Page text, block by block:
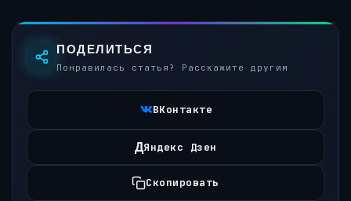
ПОДЕЛИТЬСЯ
Понравилась статья? Расскажите другим
ВКонтакте
ДЯндекс Дзен
Скопировать